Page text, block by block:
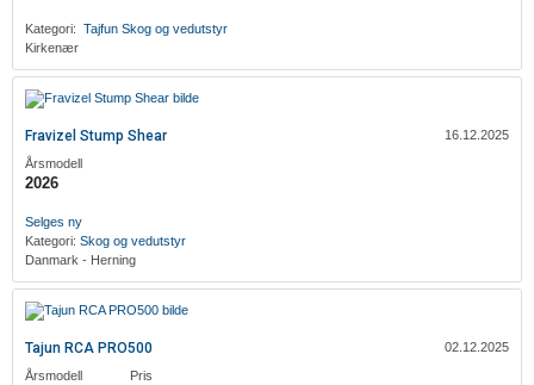
Kategori: Tajfun Skog og vedutstyr
Kirkenær
Fravizel Stump Shear
16.12.2025
Årsmodell
2026
Selges ny
Kategori: Skog og vedutstyr
Danmark - Herning
Tajun RCA PRO500
02.12.2025
Årsmodell
Pris